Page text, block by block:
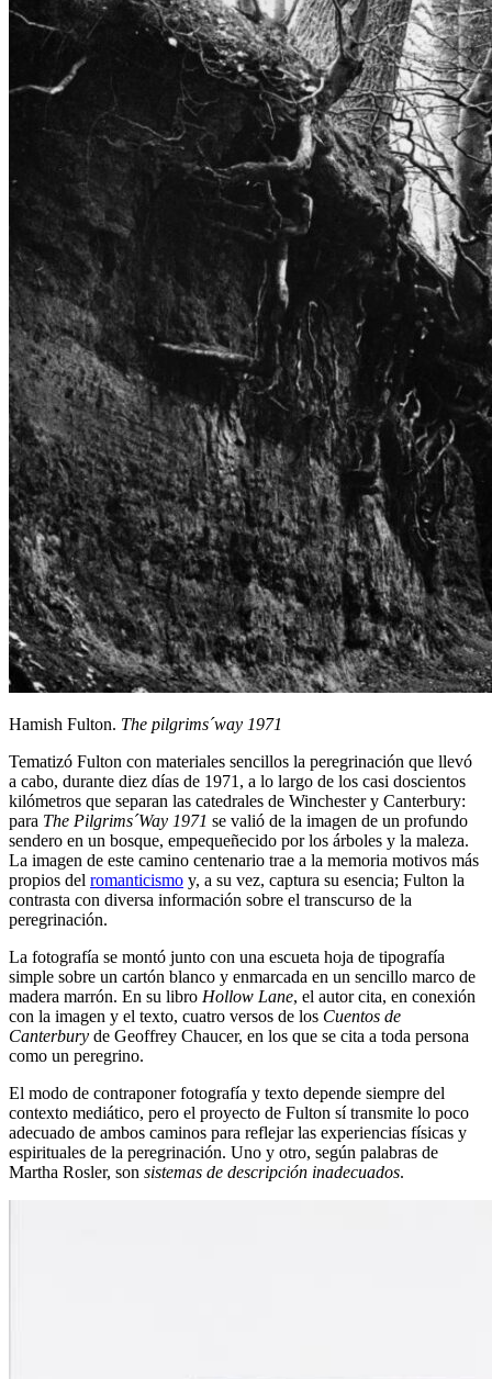
Hamish Fulton. The pilgrims´way 1971
Tematizó Fulton con materiales sencillos la peregrinación que llevó
a cabo, durante diez días de 1971, a lo largo de los casi doscientos
kilómetros que separan las catedrales de Winchester y Canterbury:
para The Pilgrims´Way 1971 se valió de la imagen de un profundo
sendero en un bosque, empequeñecido por los árboles y la maleza.
La imagen de este camino centenario trae a la memoria motivos más
propios del romanticismo y, a su vez, captura su esencia; Fulton la
contrasta con diversa información sobre el transcurso de la
peregrinación.
La fotografía se montó junto con una escueta hoja de tipografía
simple sobre un cartón blanco y enmarcada en un sencillo marco de
madera marrón. En su libro Hollow Lane, el autor cita, en conexión
con la imagen y el texto, cuatro versos de los Cuentos de
Canterbury de Geoffrey Chaucer, en los que se cita a toda persona
como un peregrino.
El modo de contraponer fotografía y texto depende siempre del
contexto mediático, pero el proyecto de Fulton sí transmite lo poco
adecuado de ambos caminos para reflejar las experiencias físicas y
espirituales de la peregrinación. Uno y otro, según palabras de
Martha Rosler, son sistemas de descripción inadecuados.